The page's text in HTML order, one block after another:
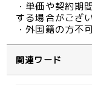
・単価や契約期
する場合がござ
・外国籍の方不
関連ワード